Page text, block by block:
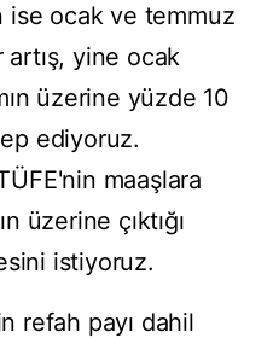
ise ocak ve temmuz
artış, yine ocak
üzerine yüzde 10
ediyoruz.
maaşlara
üzerine çıktığı
istiyoruz.
refah payı dahil